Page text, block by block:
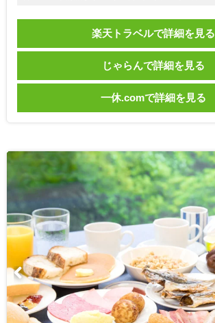
楽天トラベルで詳細を見る
じゃらんで詳細を見る
一休.comで詳細を見る